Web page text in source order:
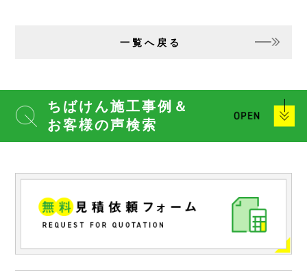
一覧へ戻る
ちばけん施工事例＆
お客様の声検索